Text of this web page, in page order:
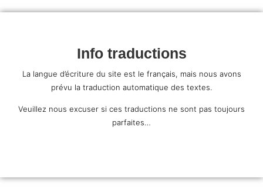
Info traductions
La langue d’écriture du site est le français, mais nous avons
prévu la traduction automatique des textes.
Veuillez nous excuser si ces traductions ne sont pas toujours
parfaites…